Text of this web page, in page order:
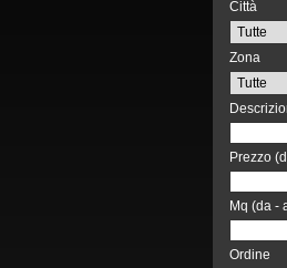
Città
Zona
Prezzo
Mq (da -
Ordine